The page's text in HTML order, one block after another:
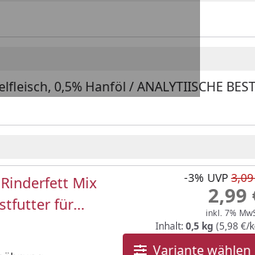
0,5% Hanföl / ANALYTIISCHE
Mix
für
Variante wählen
-3% UVP
2,99
inkl. 7%
Inhalt:0,5 kg (5,98 €/